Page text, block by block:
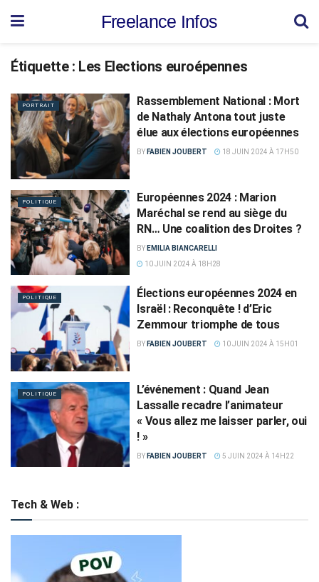
Freelance Infos
Étiquette : Les Elections euroépennes
PORTRAIT
Rassemblement National : Mort
de Nathaly Antona tout juste
élue aux élections européennes
BY FABIEN JOUBERT 18 JUIN 2024 À 17H50
POLITIQUE
Européennes 2024 : Marion
Maréchal se rend au siège du
RN… Une coalition des Droites ?
BY EMILIA BIANCARELLI
10 JUIN 2024 À 18H28
POLITIQUE
Élections européennes 2024 en
Israël : Reconquête ! d’Eric
Zemmour triomphe de tous
BY FABIEN JOUBERT 10 JUIN 2024 À 15H01
POLITIQUE
L’événement : Quand Jean
Lassalle recadre l’animateur
« Vous allez me laisser parler, oui
! »
BY FABIEN JOUBERT 5 JUIN 2024 À 14H22
Tech & Web :